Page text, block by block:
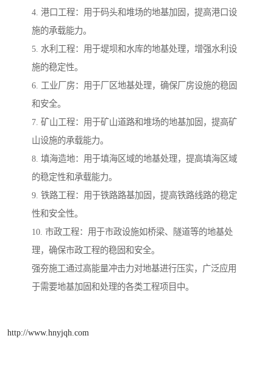
4. 港口工程：用于码头和堆场的地基加固，提高港口设
施的承载能力。
5. 水利工程：用于堤坝和水库的地基处理，增强水利设
施的稳定性。
6. 工业厂房：用于厂区地基处理，确保厂房设施的稳固
和安全。
7. 矿山工程：用于矿山道路和堆场的地基加固，提高矿
山设施的承载能力。
8. 填海造地：用于填海区域的地基处理，提高填海区域
的稳定性和承载能力。
9. 铁路工程：用于铁路路基加固，提高铁路线路的稳定
性和安全性。
10. 市政工程：用于市政设施如桥梁、隧道等的地基处
理，确保市政工程的稳固和安全。
强夯施工通过高能量冲击力对地基进行压实，广泛应用
于需要地基加固和处理的各类工程项目中。
http://www.hnyjqh.com